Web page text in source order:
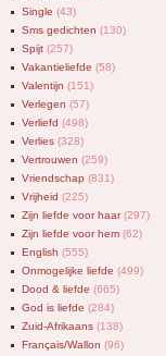
Single (43)
Sms gedichten (130)
Spijt (257)
Vakantieliefde (58)
Valentijn (151)
Verlegen (57)
Verliefd (498)
Verlies (328)
Vertrouwen (259)
Vriendschap (831)
Vrijheid (225)
Zijn liefde voor haar(297)
Zijn liefde voor hem (62)
English (555)
Onmogelijke liefde (499)
Dood & liefde (665)
God is liefde (284)
Zuid-Afrikaans (138)
Français/Wallon (96)